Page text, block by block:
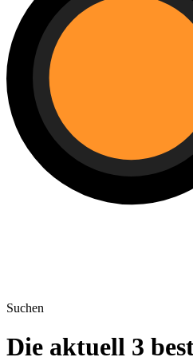
Suchen
Die aktuell 3